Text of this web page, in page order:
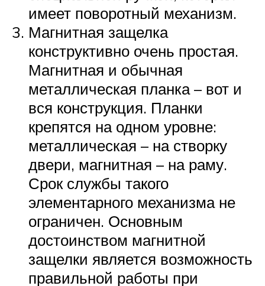
имеет поворотный механизм.
Магнитная защелка
конструктивно очень простая.
Магнитная и обычная
металлическая планка – вот и
вся конструкция. Планки
крепятся на одном уровне:
металлическая – на створку
двери, магнитная – на раму.
Срок службы такого
элементарного механизма не
ограничен. Основным
достоинством магнитной
защелки является возможность
правильной работы при